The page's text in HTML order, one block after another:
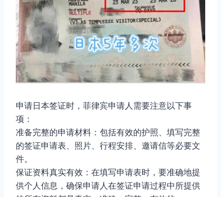
申请日本签证时，菲律宾申请人需要注意以下事
项：
准备完整的申请材料：包括有效的护照、填写完整
的签证申请表、照片、行程安排、邀请信等必要文
件。
保证资料真实有效：在填写申请表时，要准确地提
供个人信息，确保申请人在签证申请过程中所提供